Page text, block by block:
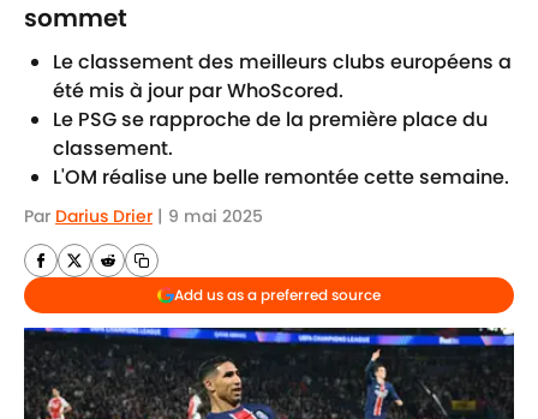
sommet
Le classement des meilleurs clubs européens a
été mis à jour par WhoScored.
Le PSG se rapproche de la première place du
classement.
L'OM réalise une belle remontée cette semaine.
Par Darius Drier | 9 mai 2025
Add us as a preferred source